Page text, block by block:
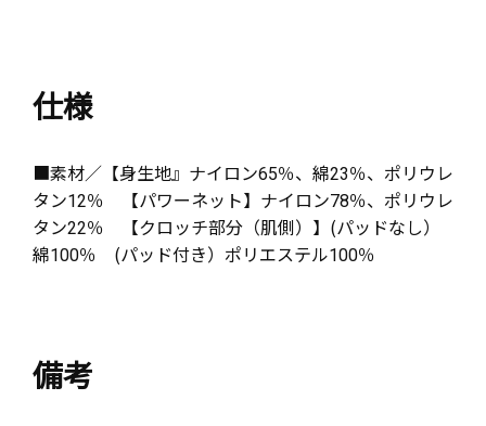
仕様
■素材／【身生地』ナイロン65％、綿23％、ポリウレ
タン12％ 【パワーネット】ナイロン78％、ポリウレ
タン22％ 【クロッチ部分（肌側）】(パッドなし）
綿100％ (パッド付き）ポリエステル100％
備考